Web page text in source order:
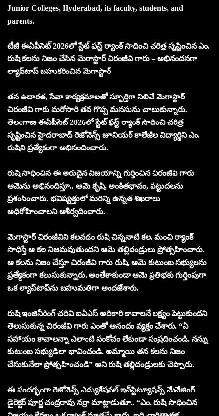
Junior Colleges, Hyderabad, its faculty, students, and
parents.
టీజీ ఈఏపీసెట్ 2026లో స్టేట్ ఫస్ట్ ర్యాంక్ సాధించి చరిత్ర సృష్టించిన ఎం.
రుషి కలను నిజం చేసిన మెగాస్టార్ చిరంజీవి గారు – అభినందనగా
ల్యాప్‌టాప్ బహుకరించిన మెగాస్టార్
తన ఉదారత, సేవా కార్యక్రమాలతో స్ఫూర్తిగా నిలిచే మెగాస్టార్
చిరంజీవి గారు మరోసారి తన గొప్ప మనసును చాటుకున్నారు.
తెలంగాణ ఈఏపీసెట్ 2026లో స్టేట్ ఫస్ట్ ర్యాంక్ సాధించి చరిత్ర
సృష్టించిన హైదరాబాద్ రెజోనెన్స్ జూనియర్ కాలేజీల విద్యార్థిని ఎం.
రుషిని ప్రత్యేకంగా అభినందించారు.
రుషి సాధించిన ఈ అరుదైన విజయాన్ని గుర్తించిన చిరంజీవి గారు
ఆమెను అభినందిస్తూ.. ఆమె కృషి, అంకితభావం, పట్టుదలను
ప్రశంసించారు. భవిష్యత్తులో మరిన్ని ఉన్నత శిఖరాలు
అధిరోహించాలని ఆశీర్వదించారు.
మెగాస్టార్ చిరంజీవిని కలవడం రుషి చిన్ననాటి కల. మంచి ర్యాంక్
సాధిస్తే ఆ కల నిజమవుతుందని ఆమె తల్లిదండ్రులు ప్రోత్సహించారు.
ఆ కలను నిజం చేస్తూ చిరంజీవి గారు రుషి, ఆమె కుటుంబ సభ్యులను
ప్రత్యేకంగా కలుసుకున్నారు. అంతేకాకుండా ఆమె ప్రతిభకు గుర్తింపుగా
ఒక ల్యాప్‌టాప్‌ను బహుమతిగా అందజేశారు.
రుషి ఇంజినీరింగ్ చదివి ఐఏఎస్ అధికారి కావాలనే లక్ష్యం పెట్టుకుందని
తెలుసుకున్న చిరంజీవి గారు ఎంతో ఆనందం వ్యక్తం చేశారు. “ఏ
సహాయం కావాలన్నా ఎలాంటి సంకోచం లేకుండా సంప్రదించండి. నన్ను
కుటుంబ సభ్యుడిలా భావించండి. అమ్మాయి తన కలను నిజం
చేసుకునేలా ప్రోత్సహించండి” అని రుషి తల్లిదండ్రులకు చెప్పారు.
ఈ సందర్భంగా రెజోనెన్స్ ఎడ్యుకేషనల్ ఇన్‌స్టిట్యూషన్స్ మేనేజింగ్
డైరెక్టర్ పూర్ణ చంద్రరావు నర్రా మాట్లాడుతూ.. “ఎం. రుషి సాధించిన